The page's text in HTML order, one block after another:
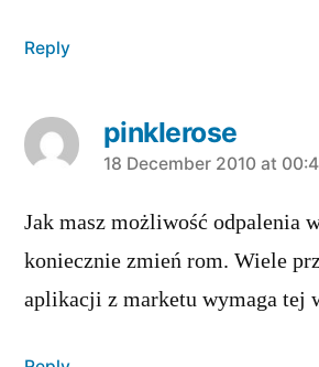
Reply
pinklerose
says:
18 December 2010 at
Jak masz możliwość odpalenia
koniecznie zmień rom. Wiele
aplikacji z marketu wymaga tej